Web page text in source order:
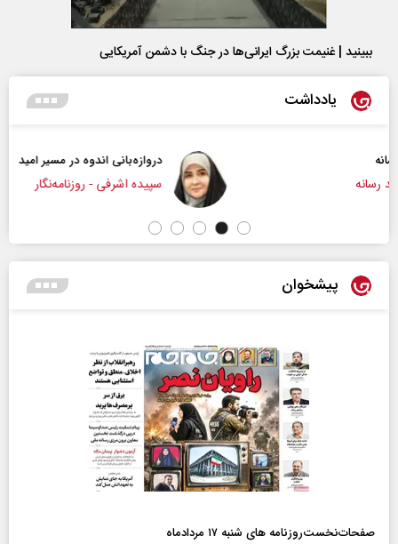
ببینید | غنیمت بزرگ ایرانی‌ها در جنگ با دشمن آمریکایی
یادداشت
دروازه‌بانی اندوه در مسیر امید
سپیده اشرفی - روزنامه‌نگار
پیشخوان
صفحات‌نخست‌روزنامه ها‌ی شنبه ۱۷ مردادماه